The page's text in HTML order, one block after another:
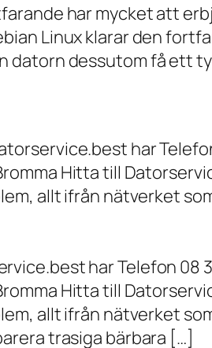
har mycket att
Linux klarar den
datorn dessutom få
har
Hitta till
allt ifrån nätverket
har Telefon 08
Hitta till
allt ifrån nätverket
trasiga bärbara […]